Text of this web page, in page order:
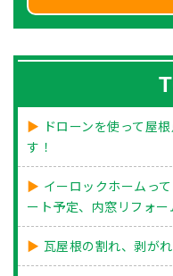
ドローンを使って屋
す！
イーロックホームっ
ート予定、内窓リフォー
瓦屋根の割れ、剥が